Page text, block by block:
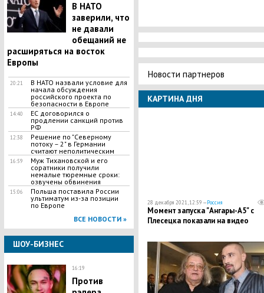
В НАТО
заверили, что
не давали
обещаний не
расширяться на восток
Европы
20:21
В НАТО назвали условие для
начала обсуждения
российского проекта по
безопасности в Европе
14:40
ЕС договорился о
продлении санкций против
РФ
12:38
Решение по "Северному
потоку – 2" в Германии
считают неполитическим
16:59
Муж Тихановской и его
соратники получили
немалые тюремные сроки:
озвучены обвинения
15:06
Польша поставила России
ультиматум из-за позиции
по Европе
ВСЕ НОВОСТИ »
ШОУ-БИЗНЕС
16:19
Против
Новости партнеров
КАРТИНА ДНЯ
28 декабря 2021, 12:59 —Россия
Момент запуска "Ангары-А5" с
Плесецка показали на видео